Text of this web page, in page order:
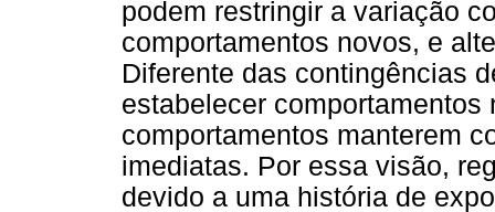
podem restringir a variação
comportamentos novos, e
Diferente das contingências
estabelecer
comportamentos manterem
imediatas. Por essa visão,
devido a uma história de